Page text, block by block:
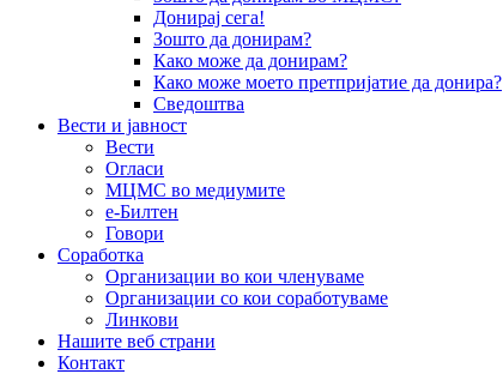
Донирај сега!
Зошто да донирам?
Како може да донирам?
Како може моето претпријатие да донира?
Сведоштва
Вести и јавност
Вести
Огласи
МЦМС во медиумите
е-Билтен
Говори
Соработка
Организации во кои членуваме
Организации со кои соработуваме
Линкови
Нашите веб страни
Контакт